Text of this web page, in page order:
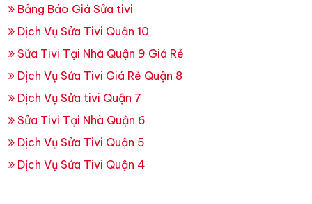
Bảng Báo Giá Sửa tivi
Dịch Vụ Sửa Tivi Quận 10
Sửa Tivi Tại Nhà Quận 9 Giá Rẻ
Dịch Vụ Sửa Tivi Giá Rẻ Quận 8
Dịch Vụ Sửa tivi Quận 7
Sửa Tivi Tại Nhà Quận 6
Dịch Vụ Sửa Tivi Quận 5
Dịch Vụ Sửa Tivi Quận 4